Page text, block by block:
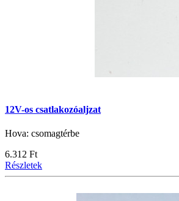
12V-os csatlakozóaljzat
Hova: csomagtérbe
6.312 Ft
Részletek